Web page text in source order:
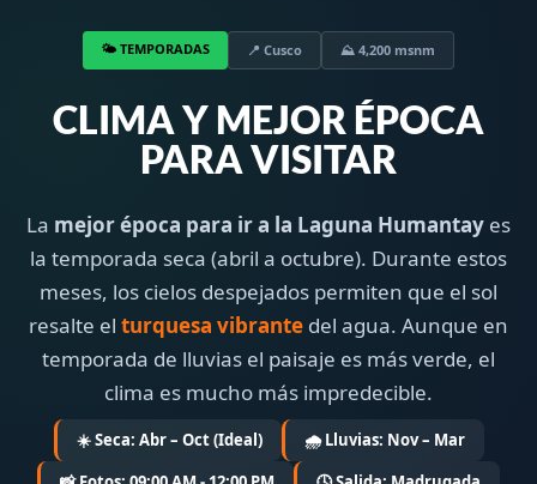
🌤️ TEMPORADAS 📍 Cusco ⛰️ 4,200 msnm
CLIMA Y MEJOR ÉPOCA
PARA VISITAR
La mejor época para ir a la Laguna Humantay es
la temporada seca (abril a octubre). Durante estos
meses, los cielos despejados permiten que el sol
resalte el turquesa vibrante del agua. Aunque en
temporada de lluvias el paisaje es más verde, el
clima es mucho más impredecible.
☀️ Seca: Abr – Oct (Ideal)
🌧️ Lluvias: Nov – Mar